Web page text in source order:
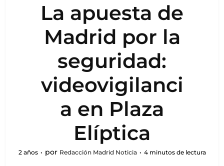
La apuesta de
Madrid por la
seguridad:
videovigilanci
a en Plaza
Elíptica
2 años por Redacción Madrid Noticia 4 minutos de lectura